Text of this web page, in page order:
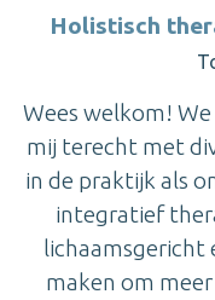
Holistisch
Wees welkom!
mij terecht met
in de praktijk als
integratief
lichaamsgericht
maken om